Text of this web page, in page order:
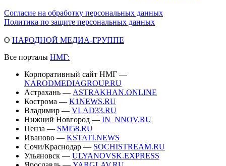
Согласие на обработку персональных данных
Политика по защите персональных данных
О НАРОДНОЙ МЕДИА-ГРУППЕ
Все порталы НМГ:
Корпоративный сайт НМГ —
NARODMEDIAGROUP.RU
Астрахань — ASTRAKHAN.ONLINE
Кострома — K1NEWS.RU
Владимир — VLAD33.RU
Нижний Новгород — IN_NNOV.RU
Пенза — SMI58.RU
Иваново — KSTATI.NEWS
Сочи/Краснодар — SOCHISTREAM.RU
Ульяновск — ULYANOVSK.EXPRESS